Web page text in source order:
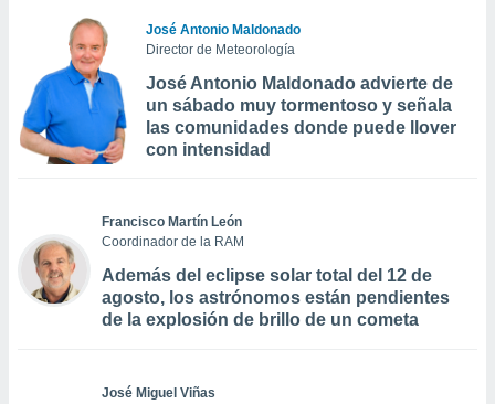
José Antonio Maldonado
Director de Meteorología
José Antonio Maldonado advierte de
un sábado muy tormentoso y señala
las comunidades donde puede llover
con intensidad
Francisco Martín León
Coordinador de la RAM
Además del eclipse solar total del 12 de
agosto, los astrónomos están pendientes
de la explosión de brillo de un cometa
José Miguel Viñas